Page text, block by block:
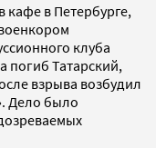
кафе в Петербурге,
клуба
погиб Татарский,
взрыва возбудил
Дело было